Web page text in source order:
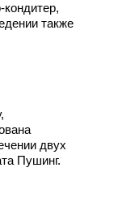
также
двух
Пушинг.